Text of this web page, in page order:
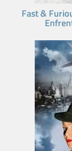
Fast &